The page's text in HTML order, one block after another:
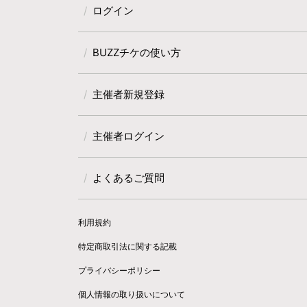
ログイン
BUZZチケの使い方
主催者新規登録
主催者ログイン
よくあるご質問
利用規約
特定商取引法に関する記載
プライバシーポリシー
個人情報の取り扱いについて